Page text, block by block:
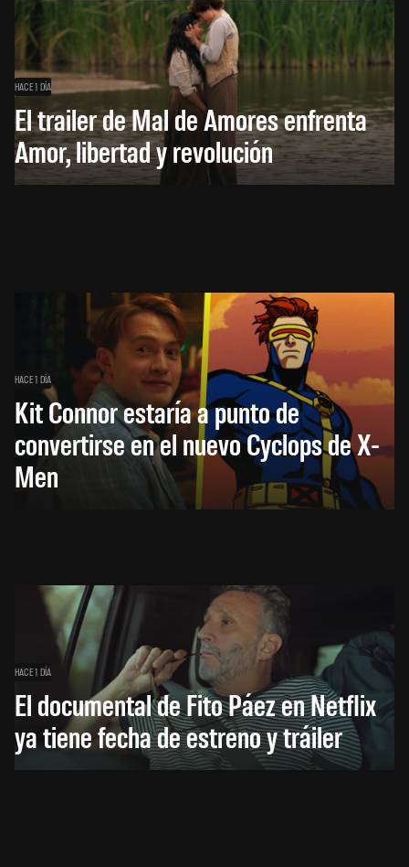
HACE 1 DÍA
El trailer de Mal de Amores enfrenta
Amor, libertad y revolución
HACE 1 DÍA
Kit Connor estaría a punto de
convertirse en el nuevo Cyclops de X-
Men
HACE 1 DÍA
El documental de Fito Páez en Netflix
ya tiene fecha de estreno y tráiler